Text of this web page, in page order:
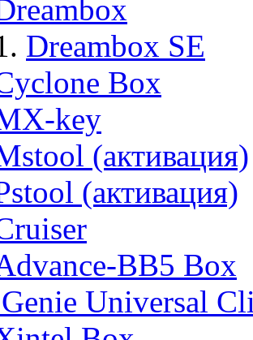
Dreambox SE
Box
key
(активация)
(активация)
BB5 Box
Genie Universal